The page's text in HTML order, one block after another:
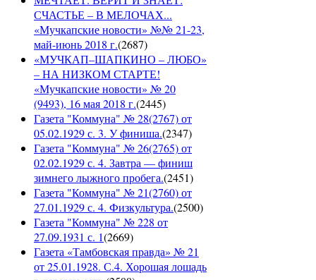
СЧАСТЬЕ – В МЕЛОЧАХ...
«Мучкапские новости» №№ 21-23,
май-июнь 2018 г.(2687)
«МУЧКАП–ШАПКИНО – ЛЮБО»
– НА НИЗКОМ СТАРТЕ!
«Мучкапские новости» № 20
(9493), 16 мая 2018 г.(2445)
Газета "Коммуна" № 28(2767) от
05.02.1929 с. 3. У финиша.(2347)
Газета "Коммуна" № 26(2765) от
02.02.1929 с. 4. Завтра — финиш
зимнего лыжного пробега.(2451)
Газета "Коммуна" № 21(2760) от
27.01.1929 с. 4. Физкультура.(2500)
Газета "Коммуна" № 228 от
27.09.1931 с. 1(2669)
Газета «Тамбовская правда» № 21
от 25.01.1928. С.4. Хорошая лошадь